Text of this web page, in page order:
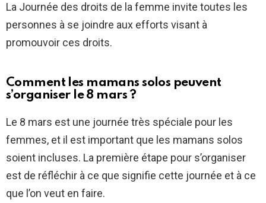
La Journée des droits de la femme invite toutes les
personnes à se joindre aux efforts visant à
promouvoir ces droits.
Comment les mamans solos peuvent
s’organiser le 8 mars ?
Le 8 mars est une journée très spéciale pour les
femmes, et il est important que les mamans solos
soient incluses. La première étape pour s’organiser
est de réfléchir à ce que signifie cette journée et à ce
que l’on veut en faire.